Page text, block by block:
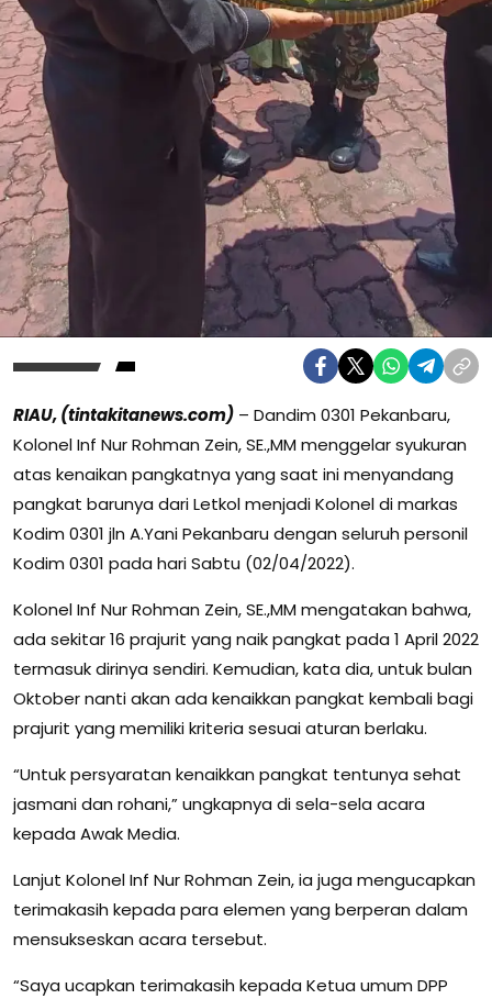
RIAU, (tintakitanews.com) – Dandim 0301 Pekanbaru,
Kolonel Inf Nur Rohman Zein, SE.,MM menggelar syukuran
atas kenaikan pangkatnya yang saat ini menyandang
pangkat barunya dari Letkol menjadi Kolonel di markas
Kodim 0301 jln A.Yani Pekanbaru dengan seluruh personil
Kodim 0301 pada hari Sabtu (02/04/2022).
Kolonel Inf Nur Rohman Zein, SE.,MM mengatakan bahwa,
ada sekitar 16 prajurit yang naik pangkat pada 1 April 2022
termasuk dirinya sendiri. Kemudian, kata dia, untuk bulan
Oktober nanti akan ada kenaikkan pangkat kembali bagi
prajurit yang memiliki kriteria sesuai aturan berlaku.
“Untuk persyaratan kenaikkan pangkat tentunya sehat
jasmani dan rohani,” ungkapnya di sela-sela acara
kepada Awak Media.
Lanjut Kolonel Inf Nur Rohman Zein, ia juga mengucapkan
terimakasih kepada para elemen yang berperan dalam
mensukseskan acara tersebut.
“Saya ucapkan terimakasih kepada Ketua umum DPP